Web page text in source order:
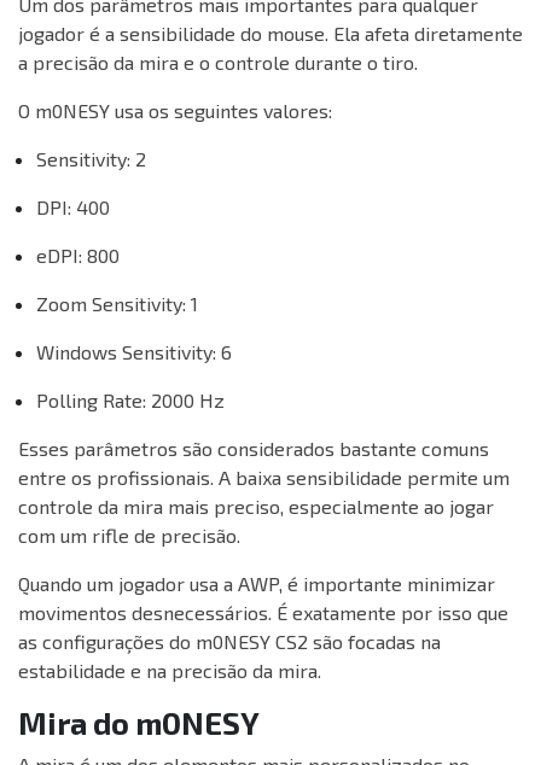
Um dos parâmetros mais importantes para qualquer
jogador é a sensibilidade do mouse. Ela afeta diretamente
a precisão da mira e o controle durante o tiro.
O m0NESY usa os seguintes valores:
Sensitivity: 2
DPI: 400
eDPI: 800
Zoom Sensitivity: 1
Windows Sensitivity: 6
Polling Rate: 2000 Hz
Esses parâmetros são considerados bastante comuns
entre os profissionais. A baixa sensibilidade permite um
controle da mira mais preciso, especialmente ao jogar
com um rifle de precisão.
Quando um jogador usa a AWP, é importante minimizar
movimentos desnecessários. É exatamente por isso que
as configurações do m0NESY CS2 são focadas na
estabilidade e na precisão da mira.
Mira do m0NESY